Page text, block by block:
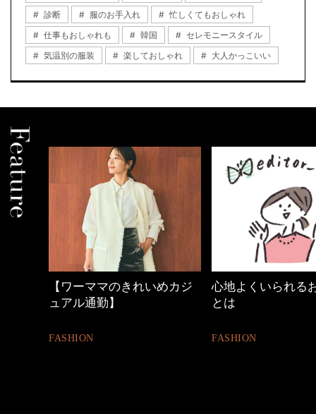
診断
服のお手入れ
忙しくてもおしゃれ
仕事もおしゃれも
韓国
セレモニースタイル
気温別の服装
楽しておしゃれ 大人かっこいい
【ワーママのきれいめカジ
ュアル通勤】
FASHION
心地よくいられる
とは
FASHION